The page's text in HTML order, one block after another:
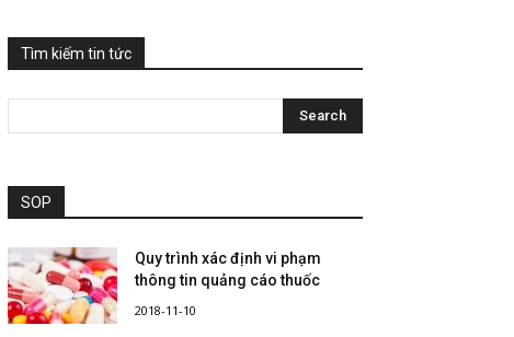
Tìm kiếm tin tức
SOP
Quy trình xác định vi phạm
thông tin quảng cáo thuốc
2018-11-10